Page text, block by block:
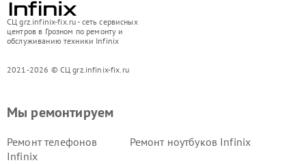
СЦ grz.infinix-fix.ru - сеть сервисных
центров в Грозном по ремонту и
обслуживанию техники Infinix
2021-2026 © СЦ grz.infinix-fix.ru
Мы ремонтируем
Ремонт телефонов
Infinix
Ремонт ноутбуков Infinix